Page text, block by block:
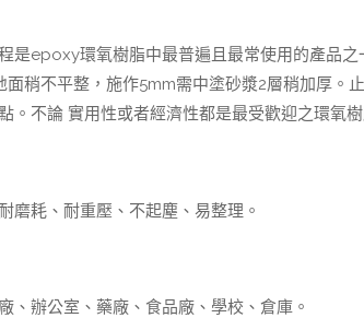
是epoxy環氧樹脂中最普遍且最常使用的產品
面稍不平整，施作5mm需中塗砂漿2層稍加厚。
。不論 實用性或者經濟性都是最受歡迎之環氧樹
磨耗、耐重壓、不起塵、易整理。
、辦公室、藥廠、食品廠、學校、倉庫。